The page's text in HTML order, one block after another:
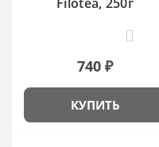
740 ₽
КУПИТЬ